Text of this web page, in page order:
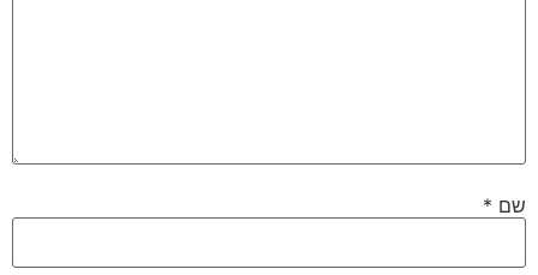
שם *